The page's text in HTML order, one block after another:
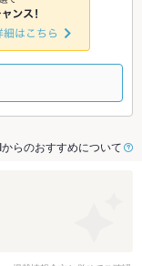
らのおすすめについて